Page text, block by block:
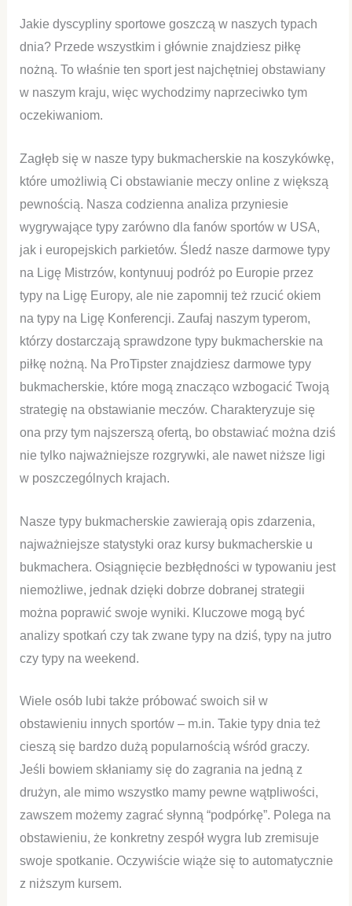
Jakie dyscypliny sportowe goszczą w naszych typach
dnia? Przede wszystkim i głównie znajdziesz piłkę
nożną. To właśnie ten sport jest najchętniej obstawiany
w naszym kraju, więc wychodzimy naprzeciwko tym
oczekiwaniom.
Zagłęb się w nasze typy bukmacherskie na koszykówkę,
które umożliwią Ci obstawianie meczy online z większą
pewnością. Nasza codzienna analiza przyniesie
wygrywające typy zarówno dla fanów sportów w USA,
jak i europejskich parkietów. Śledź nasze darmowe typy
na Ligę Mistrzów, kontynuuj podróż po Europie przez
typy na Ligę Europy, ale nie zapomnij też rzucić okiem
na typy na Ligę Konferencji. Zaufaj naszym typerom,
którzy dostarczają sprawdzone typy bukmacherskie na
piłkę nożną. Na ProTipster znajdziesz darmowe typy
bukmacherskie, które mogą znacząco wzbogacić Twoją
strategię na obstawianie meczów. Charakteryzuje się
ona przy tym najszerszą ofertą, bo obstawiać można dziś
nie tylko najważniejsze rozgrywki, ale nawet niższe ligi
w poszczególnych krajach.
Nasze typy bukmacherskie zawierają opis zdarzenia,
najważniejsze statystyki oraz kursy bukmacherskie u
bukmachera. Osiągnięcie bezbłędności w typowaniu jest
niemożliwe, jednak dzięki dobrze dobranej strategii
można poprawić swoje wyniki. Kluczowe mogą być
analizy spotkań czy tak zwane typy na dziś, typy na jutro
czy typy na weekend.
Wiele osób lubi także próbować swoich sił w
obstawieniu innych sportów – m.in. Takie typy dnia też
cieszą się bardzo dużą popularnością wśród graczy.
Jeśli bowiem skłaniamy się do zagrania na jedną z
drużyn, ale mimo wszystko mamy pewne wątpliwości,
zawszem możemy zagrać słynną “podpórkę”. Polega na
obstawieniu, że konkretny zespół wygra lub zremisuje
swoje spotkanie. Oczywiście wiąże się to automatycznie
z niższym kursem.